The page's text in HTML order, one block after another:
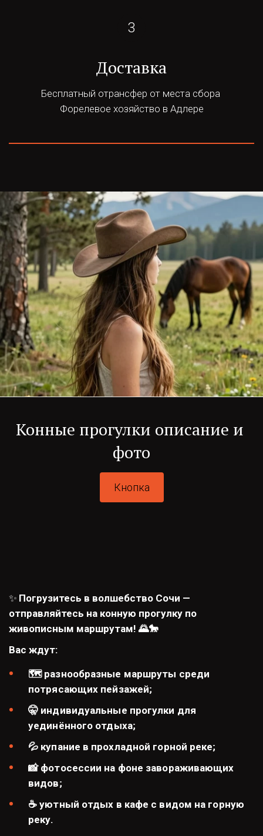
Доставка
Бесплатный отрансфер от места сбора
Форелевое хозяйство в Адлере
Конные прогулки описание и
фото
Кнопка
✨ Погрузитесь в волшебство Сочи —
отправляйтесь на конную прогулку по
живописным маршрутам! 🌄🐎
Вас ждут:
🗺️ разнообразные маршруты среди
потрясающих пейзажей;
🤫 индивидуальные прогулки для
уединённого отдыха;
💦 купание в прохладной горной реке;
📸 фотосессии на фоне завораживающих
видов;
☕ уютный отдых в кафе с видом на горную
реку.